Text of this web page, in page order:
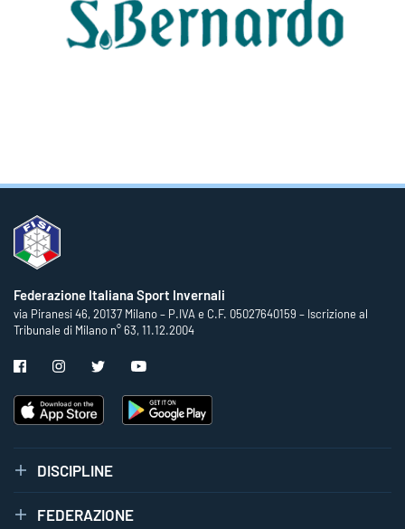
Federazione Italiana Sport Invernali
via Piranesi 46, 20137 Milano – P.IVA e C.F. 05027640159 – Iscrizione al
Tribunale di Milano n° 63, 11.12.2004
DISCIPLINE
FEDERAZIONE